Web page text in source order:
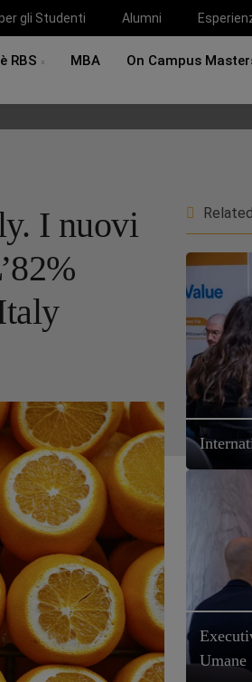
gli Studenti Alumni
RBS MBA On Campus
I nuovi
Umane